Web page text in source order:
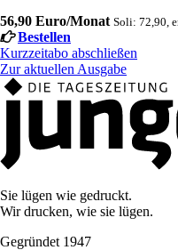
56,90 Euro/Monat Soli: 72,90,
Bestellen
Kurzzeitabo abschließen
Zur aktuellen Ausgabe
Sie lügen wie gedruckt.
Wir drucken, wie sie lügen.
Gegründet 1947